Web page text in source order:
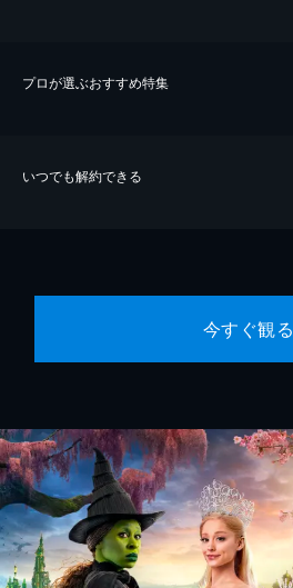
プロが選ぶおすすめ特集
いつでも解約できる
今すぐ観る